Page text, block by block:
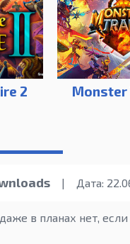
2 Monster
| Дата:
в планах нет,